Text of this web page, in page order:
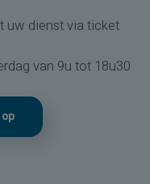
uw dienst via ticket
van 9u tot 18u30